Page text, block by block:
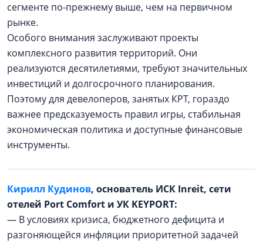
сегменте по-прежнему выше, чем на первичном
рынке.
Особого внимания заслуживают проекты
комплексного развития территорий. Они
реализуются десятилетиями, требуют значительных
инвестиций и долгосрочного планирования.
Поэтому для девелоперов, занятых КРТ, гораздо
важнее предсказуемость правил игры, стабильная
экономическая политика и доступные финансовые
инструменты.
Кирилл Кудинов, основатель ИСК Inreit, сети
отелей Port Comfort и УК KEYPORT:
— В условиях кризиса, бюджетного дефицита и
разгоняющейся инфляции приоритетной задачей